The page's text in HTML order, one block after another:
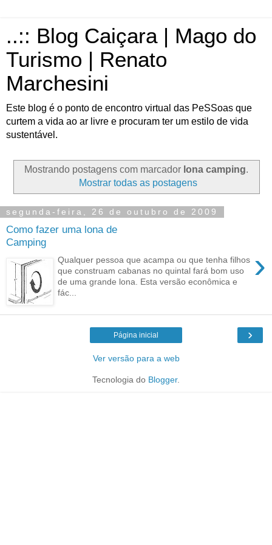
..:: Blog Caiçara | Mago do
Turismo | Renato
Marchesini
Este blog é o ponto de encontro virtual das PeSSoas que
curtem a vida ao ar livre e procuram ter um estilo de vida
sustentável.
Mostrando postagens com marcador lona camping.
Mostrar todas as postagens
segunda-feira, 26 de outubro de 2009
Como fazer uma lona de
Camping
›
Qualquer pessoa que acampa ou que tenha filhos
que construam cabanas no quintal fará bom uso
de uma grande lona. Esta versão econômica e
fác...
›
Página inicial
Ver versão para a web
Tecnologia do Blogger.